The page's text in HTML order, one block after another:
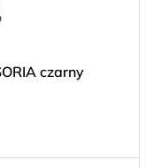
czarny